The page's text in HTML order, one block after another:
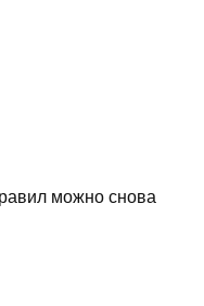
можно снова